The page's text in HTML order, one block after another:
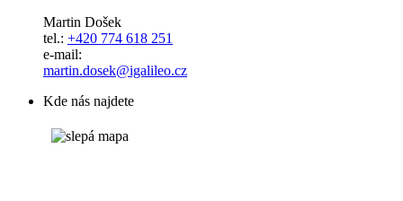
Martin Došek
tel.: +420 774 618 251
e-mail:
​​​​​​​martin.dosek@igalileo.cz
Kde nás najdete